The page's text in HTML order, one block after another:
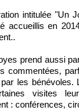
intitulée "Un
accueillis en
prend aussi
commentées,
les bénévoles.
visites
: conférences,